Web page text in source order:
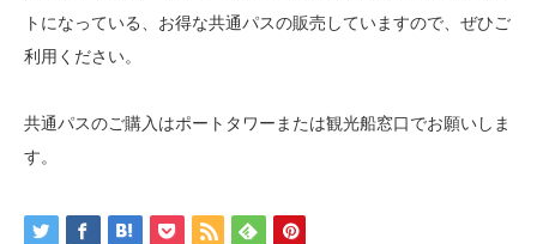
トになっている、お得な共通パスの販売していますので、ぜひご
利用ください。
共通パスのご購入はポートタワーまたは観光船窓口でお願いしま
す。